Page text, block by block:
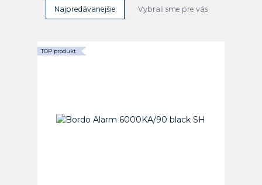
Najpredávanejšie Vybrali sme pre vás
TOP produkt